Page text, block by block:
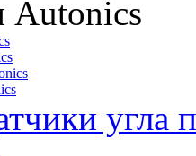
Autonics
угла